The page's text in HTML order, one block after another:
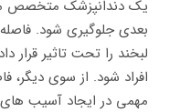
یک دندانپزشک متخصص
بعدی جلوگیری شود.
لبخند را تحت تاثیر
افراد شود. از سوی
مهمی در ایجاد آسیب های